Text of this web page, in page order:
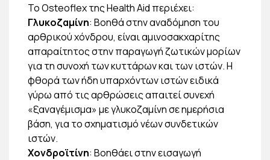
Το Οsteoflex της Ηealth Aid περιέχει:
Γλυκοζαμίνη: Βοηθά στην αναδόμηση του
αρθρικού χόνδρου, είναι αμινοσακχαρίτης
απαραίτητος στην παραγωγή ζωτικών μορίων
για τη συνοχή των κυττάρων και των ιστών. Η
φθορά των ήδη υπαρχόντων ιστών ειδικά
γύρω από τις αρθρώσεις απαιτεί συνεχή
«ξαναγέμισμα» με γλυκοζαμίνη σε ημερήσια
βάση, για το σχηματισμό νέων συνδετικών
ιστών.
Χονδροϊτίνη: Βοηθάει στην εισαγωγή